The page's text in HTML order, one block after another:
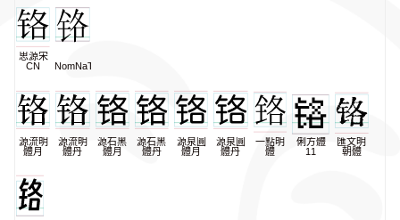
思源宋
CN
NomNaTong
源流明
體月
源流明
體丹
源石黑
體月
源石黑
體丹
源泉圓
體月
源泉圓
體丹
一點明
體
俐方體
11
匯文明
朝體